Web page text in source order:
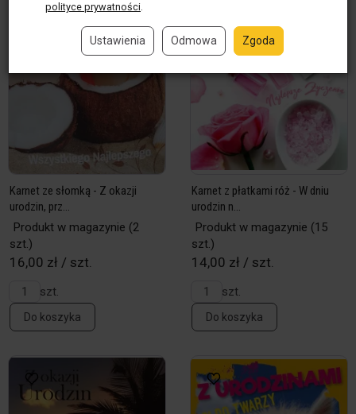
Karnet ze słomką - Z okazji
urodzin, prz...
Produkt w magazynie (2
szt.)
16,00 zł / szt.
szt.
Do koszyka
Karnet z płatkami róż - W dniu
urodzin n...
Produkt w magazynie (15
szt.)
14,00 zł / szt.
szt.
Do koszyka
polityce prywatności.
Ustawienia Odmowa Zgoda